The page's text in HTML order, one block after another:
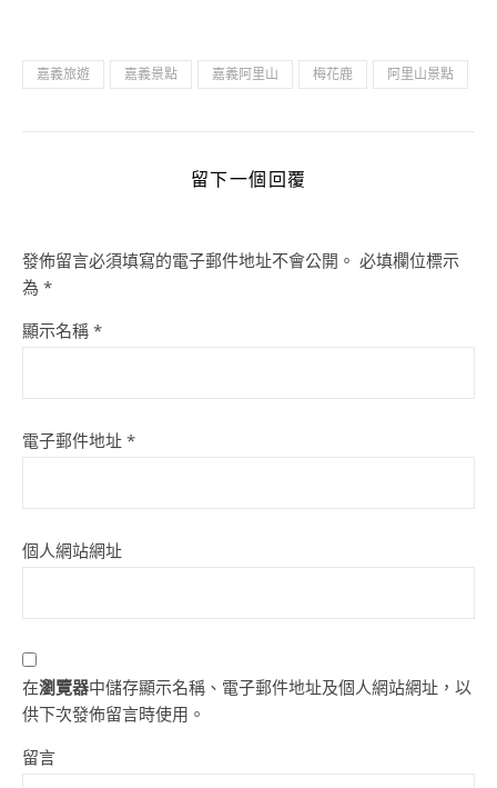
嘉義旅遊 嘉義景點 嘉義阿里山 梅花鹿 阿里山景點
留下一個回覆
發佈留言必須填寫的電子郵件地址不會公開。 必填欄位標示
為 *
顯示名稱 *
電子郵件地址 *
個人網站網址
在瀏覽器中儲存顯示名稱、電子郵件地址及個人網站網址，以
供下次發佈留言時使用。
留言